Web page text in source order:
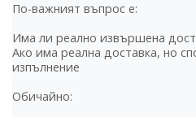
По-важният въпрос е:
Има ли реално извършена
Ако има реална доставка, но
изпълнение
Обичайно: